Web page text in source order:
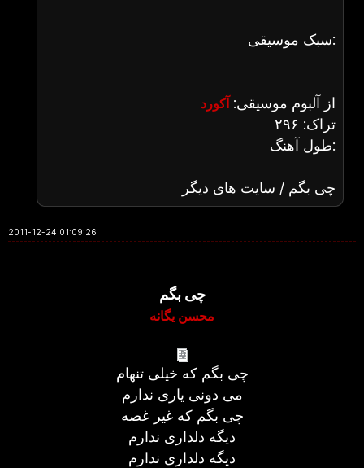
سبک موسیقی:
از آلبوم موسیقی: آکورد
تراک: ۲۹۶
طول آهنگ:
چی بگم / سایت های دیگر
2011-12-24 01:09:26
چی بگم
محسن یگانه
چی بگم که خیلی تنهام
می دونی یاری ندارم
چی بگم که غیر غصه
دیگه دلداری ندارم
دیگه دلداری ندارم